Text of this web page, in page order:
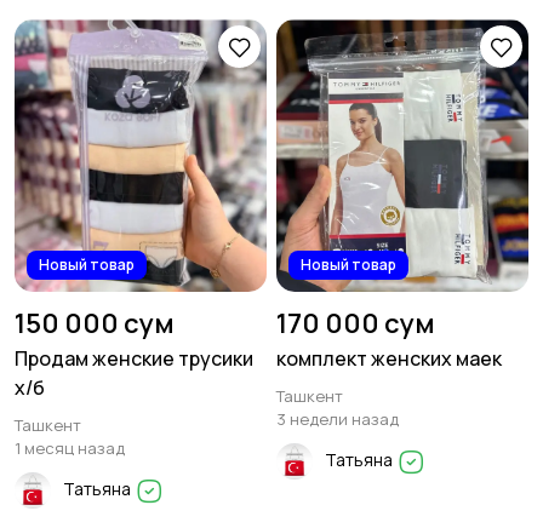
Домашняя одежда Комбинезоны
Купальники Нижнее белье
Обувь Пиджаки и костюмы
23
Новый товар
150 000 сум
Продам женские трусики
х/б
Ташкент
1 месяц назад
Татьяна
Новый товар
170 000 сум
комплект женских маек
Ташкент
3 недели назад
Татьяна